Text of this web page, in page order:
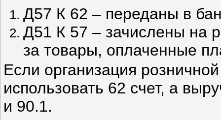
Д57 К 62 – переданы в
Д51 К 57 – зачислены на
за товары, оплаченные
Если организация
использовать 62 счет, а
и 90.1.